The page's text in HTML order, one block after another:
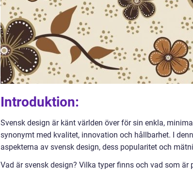
Introduktion:
Svensk design är känt världen över för sin enkla,
synonymt med kvalitet, innovation och hållbarhet. I
aspekterna av svensk design, dess popularitet och
Vad är svensk design? Vilka typer finns och vad som är